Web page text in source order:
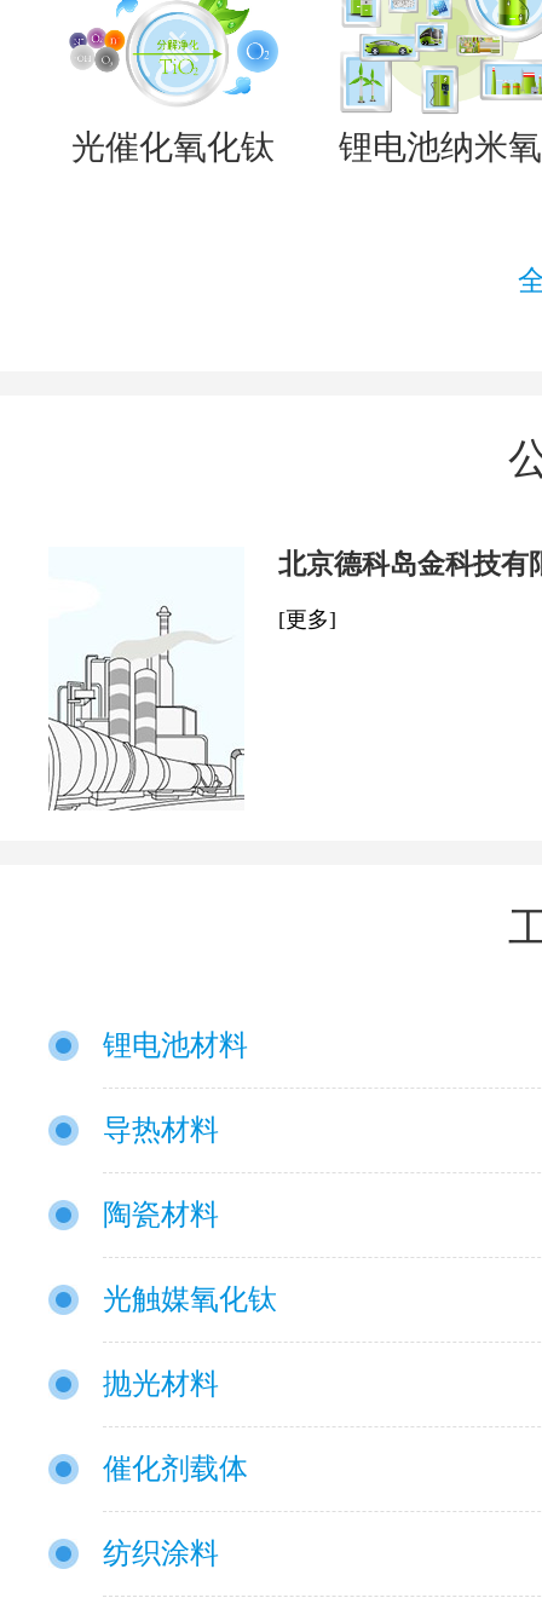
光催化氧化钛 锂电池纳米
北京德科岛金科技有
[更多]
锂电池材料
导热材料
陶瓷材料
光触媒氧化钛
抛光材料
催化剂载体
纺织涂料